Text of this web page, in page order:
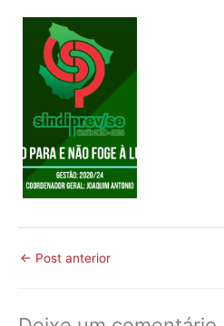
← Post anterior